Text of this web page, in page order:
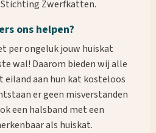
Zwerfkatten.
ons helpen?
per ongeluk jouw huiskat
wal! Daarom bieden wij alle
aan hun kat kosteloos
er geen misverstanden
een halsband met een
als huiskat.